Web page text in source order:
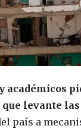
académicos
que levante
país a